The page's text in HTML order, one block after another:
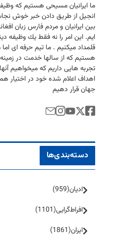
ما ایرانیان مسیحی هستیم كه
انجیل از طریق دادن خبر خوش
بین ایرانیان و مردم فارس زبان
ایم. این امر را نه فقط یك وظیفه
قلمداد میكنیم . ما تیم حرفه ای
هستیم كه از سالها خدمت در زمینه
تجربه هایی داریم كه میخواهیم
اهداف اعلام شده خود در اختیار
جهان قرار دهیم
دسته‌بندی‌ها
ادیان(959)
افراط‌گرایی(1101)
ایران(1861)